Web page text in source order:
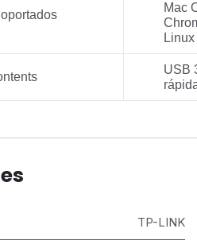
Mac
USB
TP-LINK